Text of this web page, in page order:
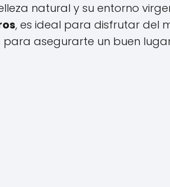
natural y su entorno
, es ideal para disfrutar del
para asegurarte un buen